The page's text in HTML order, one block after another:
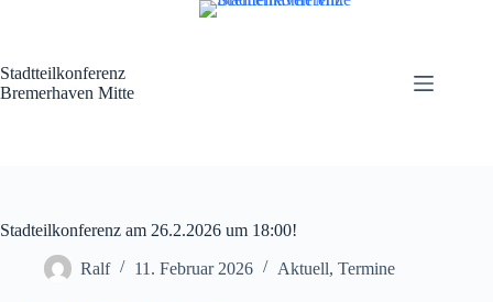
Stadtteilkonferenz
Bremerhaven Mitte
Stadteilkonferenz am 26.2.2026 um 18:00!
Ralf 11. Februar 2026 Aktuell, Termine